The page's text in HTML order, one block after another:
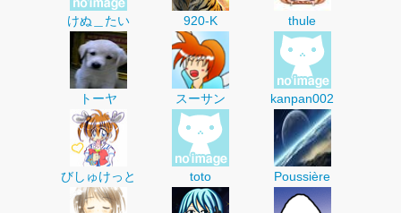
けぬ＿たい 920-K thule
トーヤ スーサン kanpan002
びしゅけっと toto Poussière